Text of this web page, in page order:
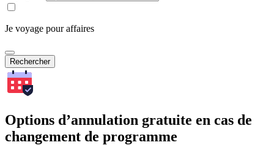
Je voyage pour affaires
Rechercher
Options d’annulation gratuite en cas de
changement de programme